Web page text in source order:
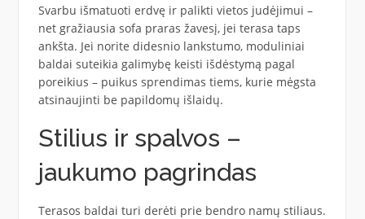
Svarbu išmatuoti erdvę ir palikti vietos judėjimui –
net gražiausia sofa praras žavesį, jei terasa taps
ankšta. Jei norite didesnio lankstumo, moduliniai
baldai suteikia galimybę keisti išdėstymą pagal
poreikius – puikus sprendimas tiems, kurie mėgsta
atsinaujinti be papildomų išlaidų.
Stilius ir spalvos –
jaukumo pagrindas
Terasos baldai turi derėti prie bendro namų stiliaus.